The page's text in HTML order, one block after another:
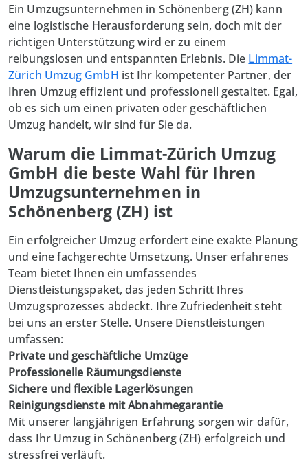
Ein Umzugsunternehmen in Schönenberg (ZH) kann
eine logistische Herausforderung sein, doch mit der
richtigen Unterstützung wird er zu einem
reibungslosen und entspannten Erlebnis. Die Limmat-
Zürich Umzug GmbH ist Ihr kompetenter Partner, der
Ihren Umzug effizient und professionell gestaltet. Egal,
ob es sich um einen privaten oder geschäftlichen
Umzug handelt, wir sind für Sie da.
Warum die Limmat-Zürich Umzug
GmbH die beste Wahl für Ihren
Umzugsunternehmen in
Schönenberg (ZH) ist
Ein erfolgreicher Umzug erfordert eine exakte Planung
und eine fachgerechte Umsetzung. Unser erfahrenes
Team bietet Ihnen ein umfassendes
Dienstleistungspaket, das jeden Schritt Ihres
Umzugsprozesses abdeckt. Ihre Zufriedenheit steht
bei uns an erster Stelle. Unsere Dienstleistungen
umfassen:
Private und geschäftliche Umzüge
Professionelle Räumungsdienste
Sichere und flexible Lagerlösungen
Reinigungsdienste mit Abnahmegarantie
Mit unserer langjährigen Erfahrung sorgen wir dafür,
dass Ihr Umzug in Schönenberg (ZH) erfolgreich und
stressfrei verläuft.